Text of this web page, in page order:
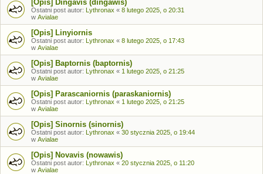
[Opis] Dingavis (dingawis)
Ostatni post autor: Lythronax « 8 lutego 2025, o 20:31
w Avialae
[Opis] Linyiornis
Ostatni post autor: Lythronax « 8 lutego 2025, o 17:43
w Avialae
[Opis] Baptornis (baptornis)
Ostatni post autor: Lythronax « 1 lutego 2025, o 21:25
w Avialae
[Opis] Parascaniornis (paraskaniornis)
Ostatni post autor: Lythronax « 1 lutego 2025, o 21:25
w Avialae
[Opis] Sinornis (sinornis)
Ostatni post autor: Lythronax « 30 stycznia 2025, o 19:44
w Avialae
[Opis] Novavis (nowawis)
Ostatni post autor: Lythronax « 20 stycznia 2025, o 11:20
w Avialae